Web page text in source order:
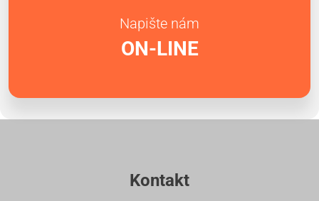
Napište nám
ON-LINE
Kontakt